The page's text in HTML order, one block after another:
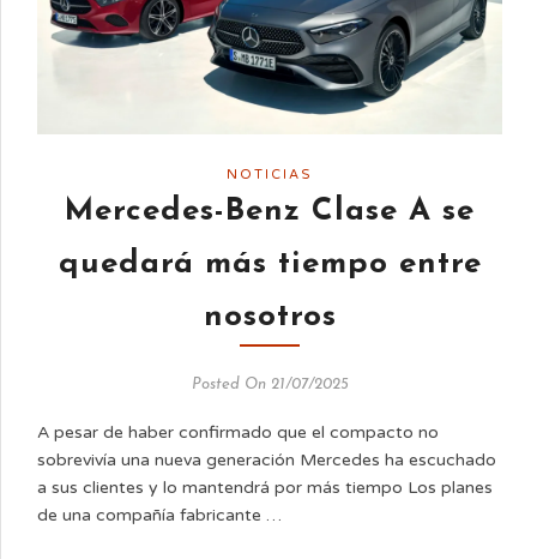
NOTICIAS
Mercedes-Benz Clase A se
quedará más tiempo entre
nosotros
Posted On 21/07/2025
A pesar de haber confirmado que el compacto no
sobrevivía una nueva generación Mercedes ha escuchado
a sus clientes y lo mantendrá por más tiempo Los planes
de una compañía fabricante …